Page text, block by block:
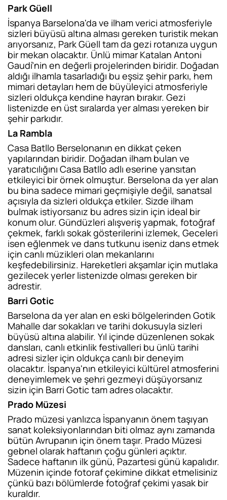
Park Güell
İspanya Barselona'da ve ilham verici atmosferiyle
sizleri büyüsü altına alması gereken turistik mekan
arıyorsanız, Park Güell tam da gezi rotanıza uygun
bir mekan olacaktır. Ünlü mimar Katalan Antoni
Gaudí’nin en değerli projelerinden biridir. Doğadan
aldığı ilhamla tasarladığı bu eşsiz şehir parkı, hem
mimari detayları hem de büyüleyici atmosferiyle
sizleri oldukça kendine hayran bırakır. Gezi
listenizde en üst sıralarda yer alması yereken bir
şehir parkıdır.
La Rambla
Casa Batllo Berselonanın en dikkat çeken
yapılarından biridir. Doğadan ilham bulan ve
yaratıcılığını Casa Batllo adlı eserine yansıtan
etkileyici bir örnek olmuştur. Berselona da yer alan
bu bina sadece mimari geçmişiyle değil, sanatsal
açısıyla da sizleri oldukça etkiler. Sizde ilham
bulmak istiyorsanız bu adres sizin için ideal bir
konum olur. Gündüzleri alışveriş yapmak, fotoğraf
çekmek, farklı sokak gösterilerini izlemek, Geceleri
isen eğlenmek ve dans tutkunu iseniz dans etmek
için canlı müzikleri olan mekanlarını
keşfedebilirsiniz. Hareketleri akşamlar için mutlaka
gezilecek yerler listenizde olması gereken bir
adrestir.
Barri Gotic
Barselona da yer alan en eski bölgelerinden Gotik
Mahalle dar sokakları ve tarihi dokusuyla sizleri
büyüsü altına alabilir. Yıl içinde düzenlenen sokak
dansları, canlı etkinlik festivalleri bu ünlü tarihi
adresi sizler için oldukça canlı bir deneyim
olacaktır. İspanya'nın etkileyici kültürel atmosferini
deneyimlemek ve şehri gezmeyi düşüyorsanız
sizin için Barri Gotic tam adres olacaktır.
Prado Müzesi
Prado müzesi yanlızca İspanyanın önem taşıyan
sanat koleksiyonlarından biti olmaz aynı zamanda
bütün Avrupanın için önem taşır. Prado Müzesi
gebnel olarak haftanın çoğu günleri açıktır.
Sadece haftanın ilk günü, Pazartesi günü kapalıdır.
Müzenin içinde fotoraf çekimine dikkat etmelisiniz
çünkü bazı bölümlerde fotoğraf çekimi yasak bir
kuraldır.